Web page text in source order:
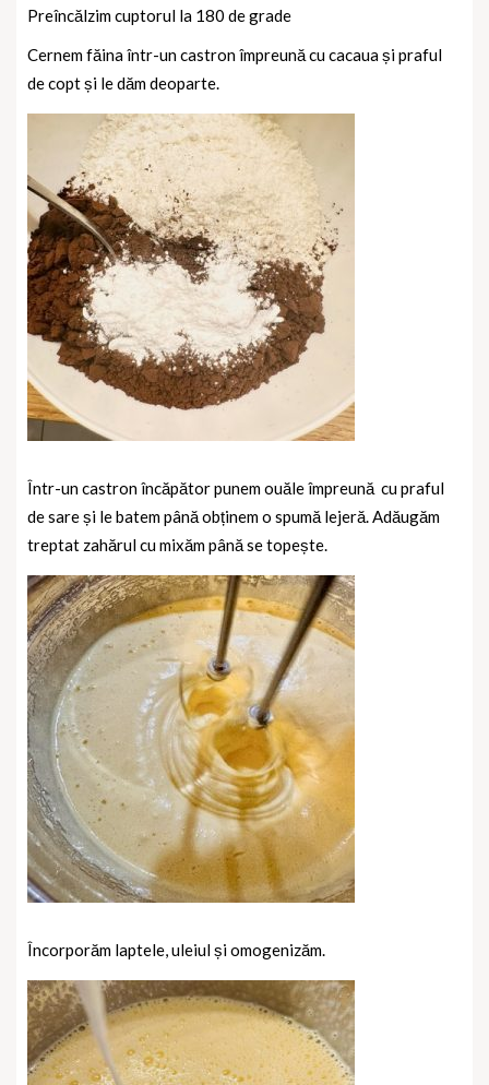
Preîncălzim cuptorul la 180 de grade
Cernem făina într-un castron împreună cu cacaua și praful
de copt și le dăm deoparte.
Într-un castron încăpător punem ouăle împreună cu praful
de sare și le batem până obținem o spumă lejeră. Adăugăm
treptat zahărul cu mixăm până se topește.
Încorporăm laptele, uleiul și omogenizăm.